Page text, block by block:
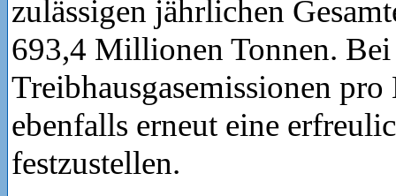
zulässigen jährlichen
693,4 Millionen Tonnen. Bei
Treibhausgasemissionen
ebenfalls erneut eine
festzustellen.